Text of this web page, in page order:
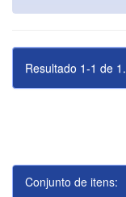
Resultado 1-1 de 1.
Conjunto de itens: